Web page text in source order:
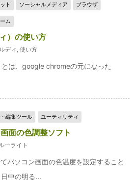
ト ソーシャルメディア ブラウザ
ム
）の使い方
ディ, 使い方
は、google chromeの元になった
編集ツール ユーティリティ
面の色調整ソフト
ーライト
パソコン画面の色温度を設定すること
中の明る...